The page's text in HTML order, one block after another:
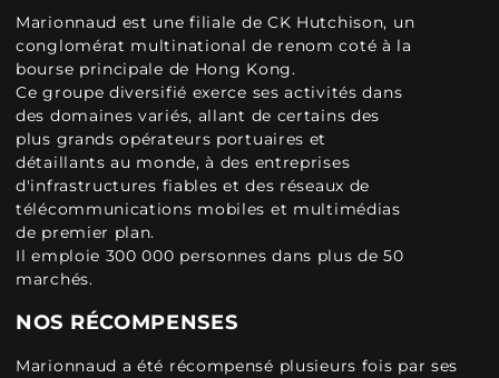
Marionnaud est une filiale de CK Hutchison, un
conglomérat multinational de renom coté à la
bourse principale de Hong Kong.
Ce groupe diversifié exerce ses activités dans
des domaines variés, allant de certains des
plus grands opérateurs portuaires et
détaillants au monde, à des entreprises
d'infrastructures fiables et des réseaux de
télécommunications mobiles et multimédias
de premier plan.
Il emploie 300 000 personnes dans plus de 50
marchés.
NOS RÉCOMPENSES
Marionnaud a été récompensé plusieurs fois par ses